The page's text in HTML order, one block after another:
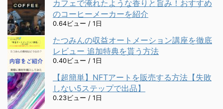
カフェで淹れたような香りと旨み！おすすめ
のコーヒーメーカーを紹介
0.64ビュー / 1日
たつみんの収益オートメーション講座を徹底
レビュー 追加特典を貰う方法
0.40ビュー / 1日
【超簡単】NFTアートを販売する方法【失敗
しない5ステップで出品】
0.23ビュー / 1日